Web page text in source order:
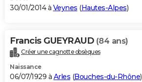
30/01/2014 à Veynes (Hautes-Alpes)
Francis GUEYRAUD (84 ans)
Créer une cagnotte obsèques
Naissance
06/07/1929 à Arles (Bouches-du-Rhône)